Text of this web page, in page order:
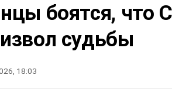
боятся, что
судьбы
18:03